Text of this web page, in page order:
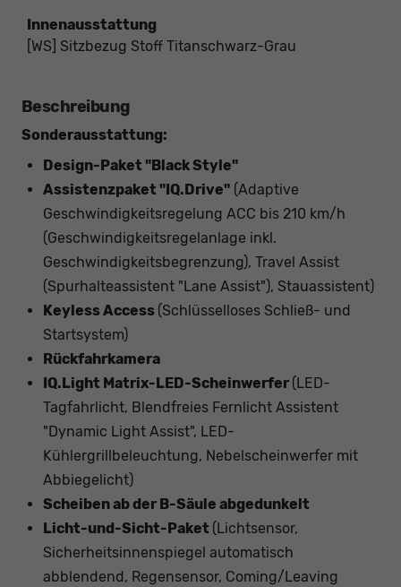
Innenausstattung
[WS] Sitzbezug Stoff Titanschwarz-Grau
Beschreibung
Sonderausstattung:
Design-Paket "Black Style"
Assistenzpaket "IQ.Drive" (Adaptive
Geschwindigkeitsregelung ACC bis 210 km/h
(Geschwindigkeitsregelanlage inkl.
Geschwindigkeitsbegrenzung), Travel Assist
(Spurhalteassistent "Lane Assist"), Stauassistent)
Keyless Access (Schlüsselloses Schließ- und
Startsystem)
Rückfahrkamera
IQ.Light Matrix-LED-Scheinwerfer (LED-
Tagfahrlicht, Blendfreies Fernlicht Assistent
"Dynamic Light Assist", LED-
Kühlergrillbeleuchtung, Nebelscheinwerfer mit
Abbiegelicht)
Scheiben ab der B-Säule abgedunkelt
Licht-und-Sicht-Paket (Lichtsensor,
Sicherheitsinnenspiegel automatisch
abblendend, Regensensor, Coming/Leaving